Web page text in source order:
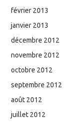
février 2013
janvier 2013
décembre 2012
novembre 2012
octobre 2012
septembre 2012
août 2012
juillet 2012